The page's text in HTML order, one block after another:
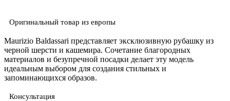
Оригинальный товар из европы
Maurizio Baldassari представляет эксклюзивную рубашку из
черной шерсти и кашемира. Сочетание благородных
материалов и безупречной посадки делает эту модель
идеальным выбором для создания стильных и
запоминающихся образов.
Консультация